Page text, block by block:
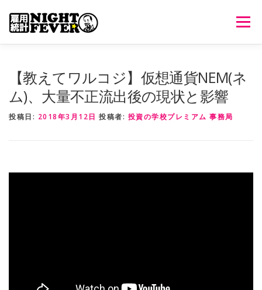
メニュ
【教えてワルコジ】仮想通貨NEM(ネ
ム)、大量不正流出後の現状と影響
投稿日: 2018年3月12日 投稿者: 投資の学校プレミアム 事務局